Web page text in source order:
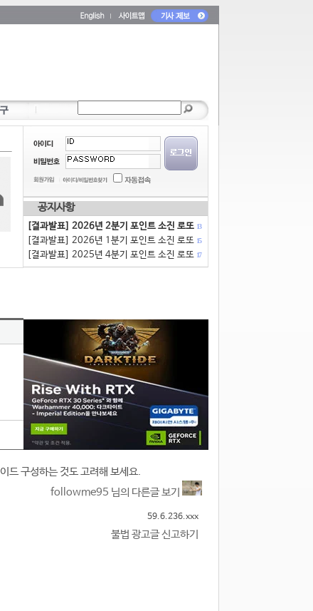
공지사항
[결과발표] 2026년 2분기 포인트 소진 로또 13
[결과발표] 2026년 1분기 포인트 소진 로또 15
[결과발표] 2025년 4분기 포인트 소진 로또 17
구성하는 것도 고려해 보세요.
followme95 님의 다른글 보기
59.6.236.xxx
불법 광고글 신고하기